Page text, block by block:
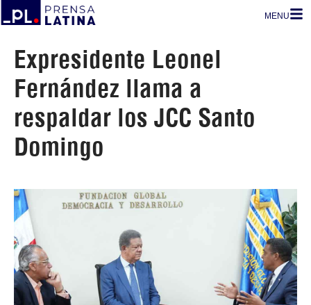
MENU
Expresidente Leonel
Fernández llama a
respaldar los JCC Santo
Domingo